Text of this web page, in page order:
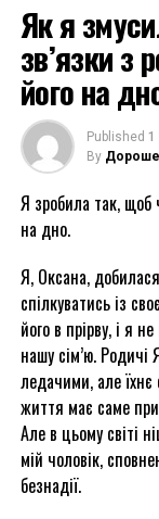
Як я
зв’язки з
його на
Published 1
By
Я зробила так, щоб
на дно.
Я, Оксана,
спілкуватись із
його в прірву, і я
нашу сім’ю. Родичі
ледачими, але їхнє
життя має саме
Але в цьому світі
мій чоловік,
безнадії.